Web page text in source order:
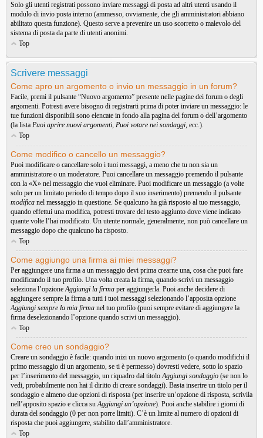
Solo gli utenti registrati possono inviare messaggi di posta ad altri utenti usando il
modulo di invio posta interno (ammesso, ovviamente, che gli amministratori abbiano
abilitato questa funzione). Questo serve a prevenire un uso scorretto o malevolo del
sistema di posta da parte di utenti anonimi.
Top
Scrivere messaggi
Come apro un argomento o invio un messaggio in un forum?
Facile, premi il pulsante “Nuovo argomento” presente nelle pagine dei forum o degli
argomenti. Potresti avere bisogno di registrarti prima di poter inviare un messaggio: le
tue funzioni disponibili sono elencate in fondo alla pagina del forum o dell’argomento
(la lista Puoi aprire nuovi argomenti, Puoi votare nei sondaggi, ecc.).
Top
Come modifico o cancello un messaggio?
Puoi modificare o cancellare solo i tuoi messaggi, a meno che tu non sia un
amministratore o un moderatore. Puoi cancellare un messaggio premendo il pulsante
con la «X» nel messaggio che vuoi eliminare. Puoi modificare un messaggio (a volte
solo per un limitato periodo di tempo dopo il suo inserimento) premendo il pulsante
modifica nel messaggio in questione. Se qualcuno ha già risposto al tuo messaggio,
quando effettui una modifica, potresti trovare del testo aggiunto dove viene indicato
quante volte l’hai modificato. Un utente normale, generalmente, non può cancellare un
messaggio dopo che qualcuno ha risposto.
Top
Come aggiungo una firma ai miei messaggi?
Per aggiungere una firma a un messaggio devi prima crearne una, cosa che puoi fare
modificando il tuo profilo. Una volta creata la firma, quando scrivi un messaggio
seleziona l’opzioneAggiungi la firma per aggiungerla. Puoi anche decidere di
aggiungere sempre la firma a tutti i tuoi messaggi selezionando l’apposita opzione
Aggiungi sempre la mia firma nel tuo profilo (puoi sempre evitare di aggiungere la
firma deselezionando l’opzione quando scrivi un messaggio).
Top
Come creo un sondaggio?
Creare un sondaggio è facile: quando inizi un nuovo argomento (o quando modifichi il
primo messaggio di un argomento, se ti è permesso) dovresti vedere, sotto lo spazio
per l’inserimento del messaggio, un riquadro dal titoloAggiungi sondaggio (se non lo
vedi, probabilmente non hai il diritto di creare sondaggi). Basta inserire un titolo per il
sondaggio e almeno due opzioni di risposta (per inserire un’opzione di risposta, scrivila
nell’apposito spazio e clicca suAggiungi un’opzione). Puoi anche stabilire i giorni di
durata del sondaggio (0 per non porre limiti). C’è un limite al numero di opzioni di
risposta che puoi aggiungere, stabilito dall’amministratore.
Top